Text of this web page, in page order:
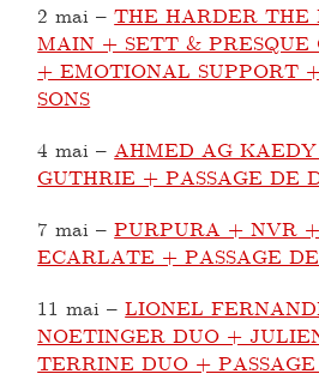
2 mai –THE HARDER THE
MAIN + SETT & PRESQUE
+ EMOTIONAL SUPPORT
SONS
4 mai –AHMED AG
GUTHRIE + PASSAGE DE
7 mai –PURPURA + NVR
ECARLATE + PASSAGE
11 mai –LIONEL
NOETINGER DUO +
TERRINE DUO +